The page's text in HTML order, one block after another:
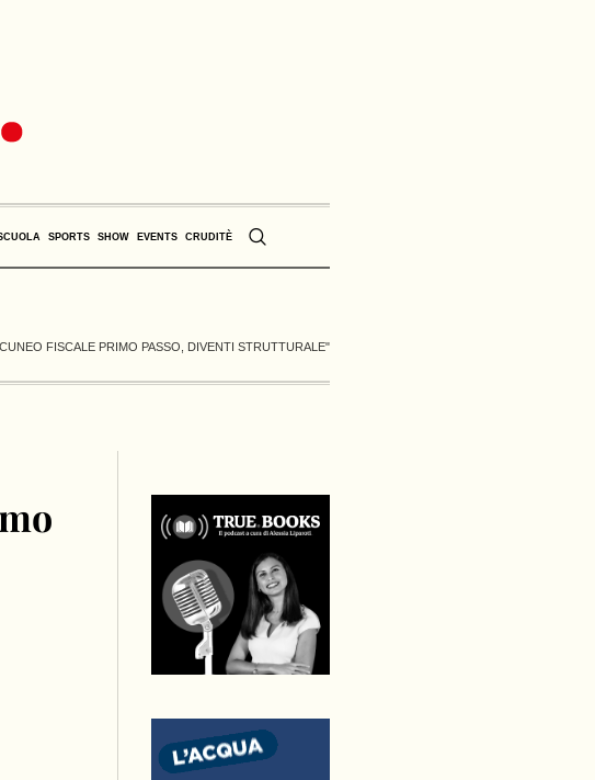
SPORTS SHOW EVENTS CRUDITÈ
FISCALE PRIMO PASSO, DIVENTI STRUTTURALE"